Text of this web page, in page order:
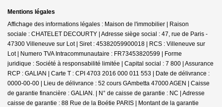
Mentions légales
Affichage des informations légales : Maison de l'immobilier | Raison
sociale : CHATELET DECOURTY | Adresse siège social : 47, rue de Paris -
47300 Villeneuve sur Lot | Siret : 45382059900018 | RCS : Villeneuve sur
Lot | Numero TVA Intracommunautaire : FR73453820599 | Forme
juridique : Société à responsabilité limitée | Capital social : 7 800 | Assurance
RCP : GALIAN | Carte T : CPI 4703 2016 000 011 553 | Date de délivrance :
0000-00-00 | Lieu de délivrance : 52 cours GAmbetta 47000 AGEN | Caisse
de garantie financière : GALIAN. | N° de caisse de garantie : NC | Adresse
caisse de garantie : 88 Rue de la Boétie PARIS | Montant de la garantie